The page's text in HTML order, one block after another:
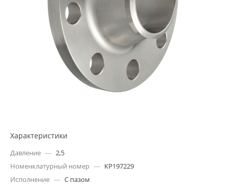
Характеристики
Давление — 2,5
Номенклатурный номер — КР197229
Исполнение — С пазом